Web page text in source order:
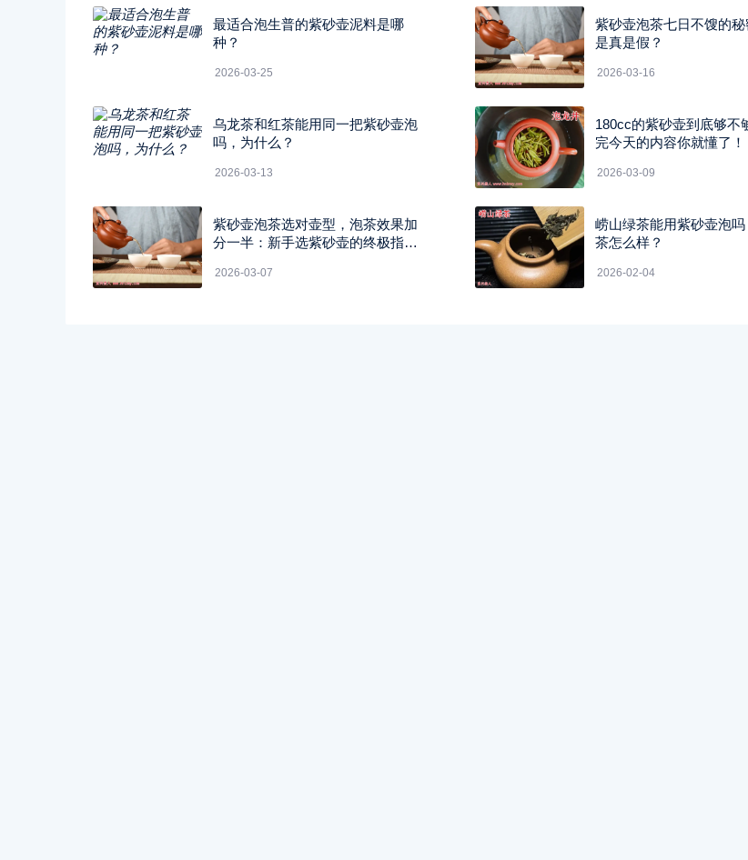
最适合泡生普的紫砂壶泥料是哪
种？
2026-03-25
紫砂壶泡茶七日不馊的
是真是假？
2026-03-16
乌龙茶和红茶能用同一把紫砂壶泡
吗，为什么？
2026-03-13
180cc的紫砂壶到底够不
完今天的内容你就懂了！
2026-03-09
紫砂壶泡茶选对壶型，泡茶效果加
分一半：新手选紫砂壶的终极指
2026-03-07
崂山绿茶能用紫砂壶泡
茶怎么样？
2026-02-04